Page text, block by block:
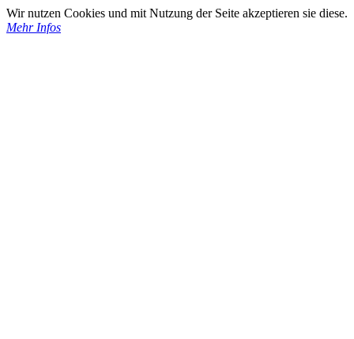
Wir nutzen Cookies und mit Nutzung der Seite akzeptieren sie diese.
Mehr Infos